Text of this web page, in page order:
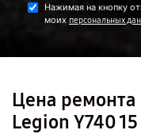
Нажимая на кнопку
моих персональных
Цена ремонта
Legion Y740